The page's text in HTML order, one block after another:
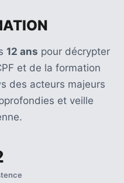
12 ans pour décrypter
et de la formation
des acteurs majeurs
et veille